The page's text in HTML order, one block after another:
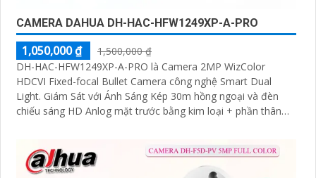
CAMERA DAHUA DH-HAC-HFW1249XP-A-PRO
1,050,000 ₫
1,500,000 ₫
DH-HAC-HFW1249XP-A-PRO là Camera 2MP WizColor
HDCVI Fixed-focal Bullet Camera công nghệ Smart Dual
Light. Giám Sát với Ánh Sáng Kép 30m hồng ngoại và đèn
chiếu sáng HD Anlog mặt trước bằng kim loại + phần thân